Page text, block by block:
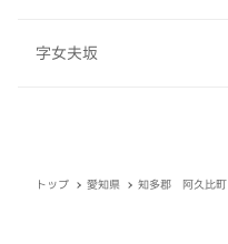
字女夫坂
トップ 愛知県 知多郡 阿久比町